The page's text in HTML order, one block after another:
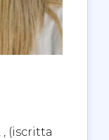
(iscritta